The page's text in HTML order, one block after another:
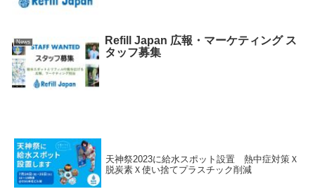
News
Refill Japan 広報・マーケティング ス
タッフ募集
天神祭2023に給水スポット設置 熱中症対策Ｘ
脱炭素Ｘ使い捨てプラスチック削減